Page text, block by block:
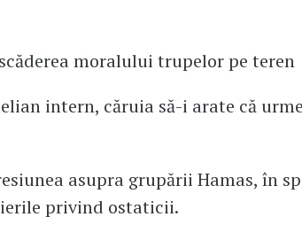
moralului trupelor pe teren
intern, căruia să-i arate că
asupra grupării Hamas, în
privind ostaticii.